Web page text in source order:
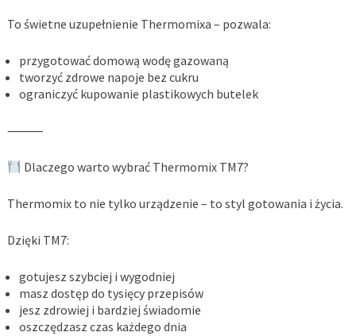
To świetne uzupełnienie Thermomixa – pozwala:
przygotować domową wodę gazowaną
tworzyć zdrowe napoje bez cukru
ograniczyć kupowanie plastikowych butelek
⸻
Dlaczego warto wybrać Thermomix TM7?
Thermomix to nie tylko urządzenie – to styl gotowania i życia.
Dzięki TM7:
gotujesz szybciej i wygodniej
masz dostęp do tysięcy przepisów
jesz zdrowiej i bardziej świadomie
oszczędzasz czas każdego dnia